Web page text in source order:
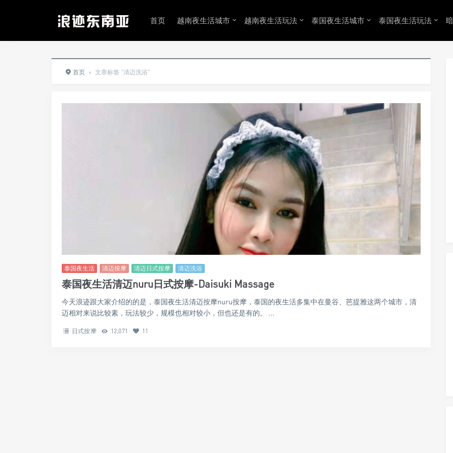
首页 越南夜生活城市 越南夜生活玩法 泰国夜生活城市 泰国夜生活玩法
首页 › 文章标签 "清迈洗浴"
泰国夜生活 清迈按摩 清迈日式按摩 清迈洗浴
泰国夜生活清迈nuru日式按摩-Daisuki Massage
今天浪迹跟大家介绍的的是，泰国夜生活清迈按摩nuru按摩，泰国的夜生活多集中在曼谷、芭提雅这两个城市，清
迈相对来说比较素，玩法较少，规模也相对较小，但也还是有的。 ...
日式按摩 12,071 11